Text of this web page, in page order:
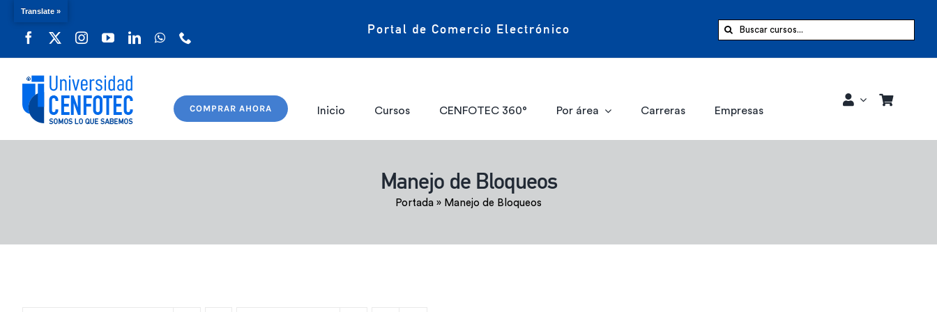
Portal de Comercio Electrónico Buscar:
COMPRAR AHORA Inicio Cursos CENFOTEC 360° Por área Carreras Empresas
Manejo de Bloqueos
Portada » Manejo de Bloqueos
Translate »